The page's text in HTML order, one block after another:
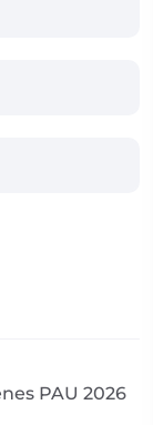
PAU 2026